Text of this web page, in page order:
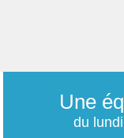
Une
du